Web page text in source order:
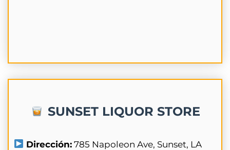
SUNSET LIQUOR STORE
Dirección: 785 Napoleon Ave, Sunset, LA